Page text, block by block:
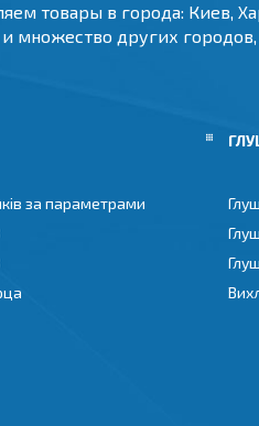
товары в города: Киев,
множество других
за параметрами